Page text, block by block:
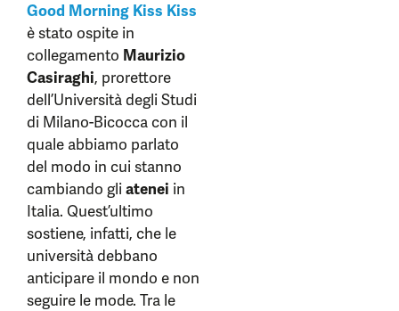
Good Morning Kiss Kiss
è stato ospite in
collegamento Maurizio
Casiraghi, prorettore
dell’Università degli Studi
di Milano-Bicocca con il
quale abbiamo parlato
del modo in cui stanno
cambiando gliatenei in
Italia. Quest’ultimo
sostiene, infatti, che le
università debbano
anticipare il mondo e non
seguire le mode. Tra le